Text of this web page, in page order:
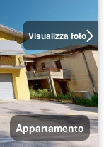
Visualizza foto
Appartamento